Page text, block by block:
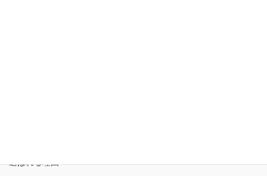
選ばれる理由